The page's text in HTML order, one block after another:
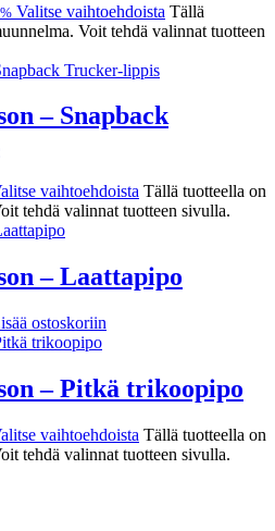
Valitse vaihtoehdoista Tällä
Voit tehdä valinnat tuotteen
– Snapback
vaihtoehdoista Tällä tuotteella on
tehdä valinnat tuotteen sivulla.
– Laattapipo
ostoskoriin
– Pitkä trikoopipo
vaihtoehdoista Tällä tuotteella on
tehdä valinnat tuotteen sivulla.